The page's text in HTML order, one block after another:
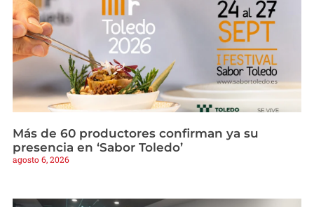
Más de 60 productores confirman ya su
presencia en ‘Sabor Toledo’
agosto 6, 2026